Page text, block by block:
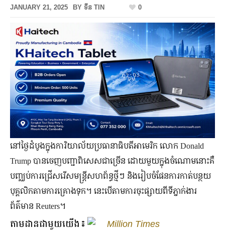
JANUARY 21, 2025 BY ទីន TIN 0
នៅថ្ងៃដំបូងក្នុងការិយាល័យប្រធានាធិបតីអាមេរិក លោក Donald
Trump បានចេញបញ្ជាពិសេសជាច្រើន ដោយមួយក្នុងចំណោមនោះគឺ
បញ្ឈប់ការជ្រើសរើសមន្ត្រីសហព័ន្ធថ្មីៗ និងរៀបចំផែនការកាត់បន្ថយ
បុគ្គលិកតាមការគ្រោងទុក។ នេះបើតាមការចុះផ្សាយពីទីភ្នាក់ងារ
ព័ត៌មាន Reuters។
តាមដានជាមួយយើង៖ Million Times